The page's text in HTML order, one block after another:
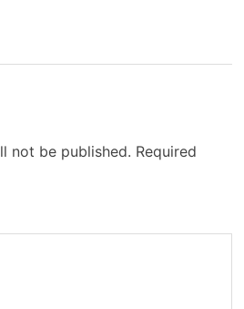
not be published. Required